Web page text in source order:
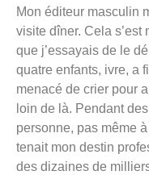
Mon éditeur masculin
visite dîner. Cela s’est
que j’essayais de le
quatre enfants, ivre, a
menacé de crier pour
loin de là. Pendant
personne, pas même
tenait mon destin
des dizaines de